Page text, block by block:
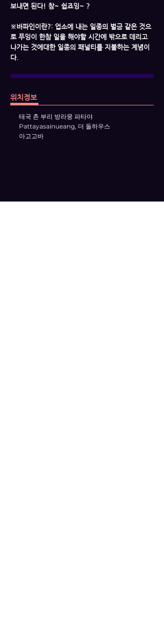
보내면 된다! 참~ 쉽죠잉~ ?
​※바파인이란?: 업소에 내는 일종의 벌금 같은 것으
로 푸잉이 한참 일을 해야할 시간에 밖으로 데리고
나가는 것에대한 일종의 패널티를 지불하는 계념이
다.
위치정보
태국 촌 부리 방라뭉 파타야
Pattayasainueang, 더 돌하우스
아고고바